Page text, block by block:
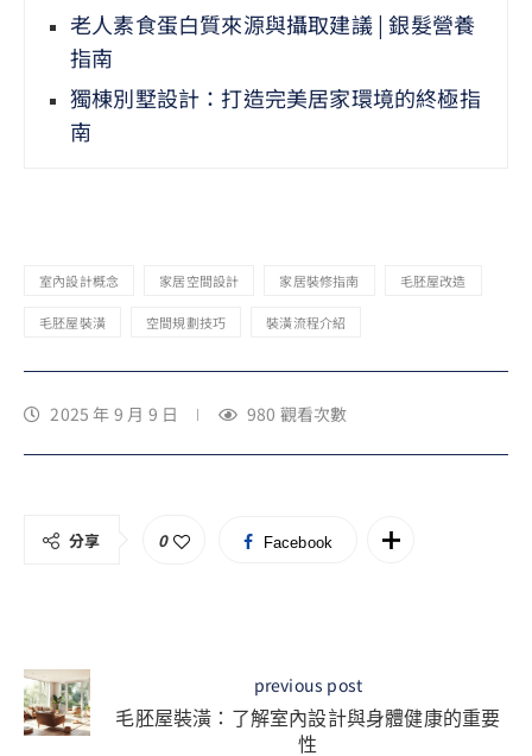
老人素食蛋白質來源與攝取建議 | 銀髮營養
指南
獨棟別墅設計：打造完美居家環境的終極指
南
室內設計概念 家居空間設計 家居裝修指南 毛胚屋改造
毛胚屋裝潢 空間規劃技巧 裝潢流程介紹
2025 年 9 月 9 日 980 觀看次數
分享 0 Facebook
previous post
毛胚屋裝潢：了解室內設計與身體健康的重要
性